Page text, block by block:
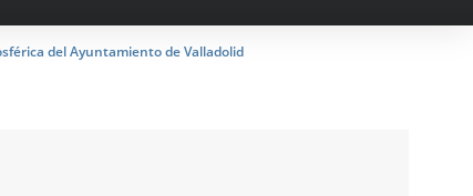
del Ayuntamiento de Valladolid